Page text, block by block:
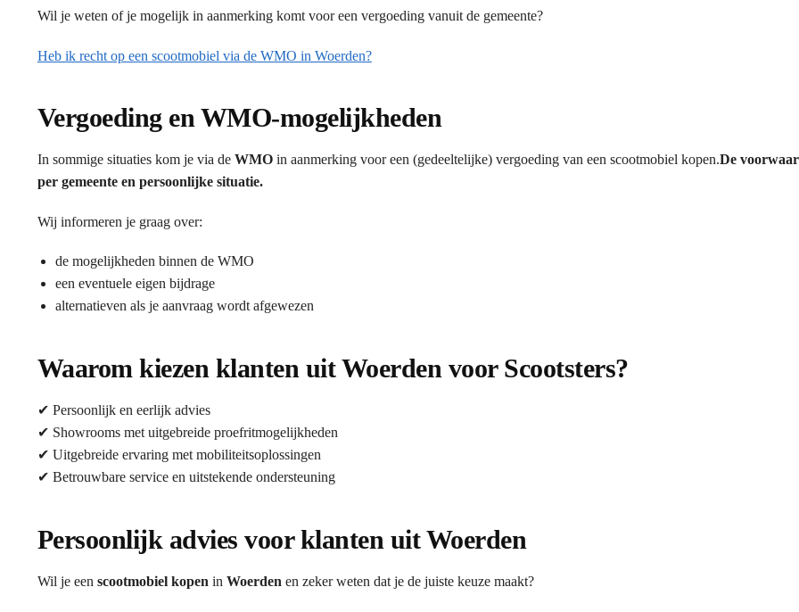
Wil je weten of je mogelijk in aanmerking komt voor een vergoeding vanuit de gemeente?
Heb ik recht op een scootmobiel via de WMO in Woerden?
Vergoeding en WMO-mogelijkheden
In sommige situaties kom je via de WMOin aanmerking voor een (gedeeltelijke) vergoeding van een scootmobiel kopen.De
per gemeente en persoonlijke situatie.
Wij informeren je graag over:
de mogelijkheden binnen de WMO
een eventuele eigen bijdrage
alternatieven als je aanvraag wordt afgewezen
Waarom kiezen klanten uit Woerden voor Scootsters?
✔ Persoonlijk en eerlijk advies
✔ Showrooms met uitgebreide proefritmogelijkheden
✔ Uitgebreide ervaring met mobiliteitsoplossingen
✔ Betrouwbare service en uitstekende ondersteuning
Persoonlijk advies voor klanten uit Woerden
Wil je een scootmobiel kopen in Woerden en zeker weten dat je de juiste keuze maakt?